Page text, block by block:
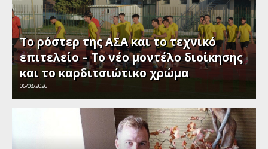
Το ρόστερ της ΑΣΑ και το τεχνικό
επιτελείο – Το νέο μοντέλο διοίκησης
και το καρδιτσιώτικο χρώμα
06/08/2026